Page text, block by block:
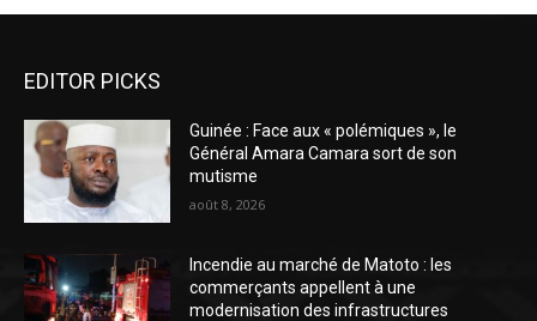
EDITOR PICKS
Guinée : Face aux « polémiques », le
Général Amara Camara sort de son
mutisme
août 8, 2026
Incendie au marché de Matoto : les
commerçants appellent à une
modernisation des infrastructures